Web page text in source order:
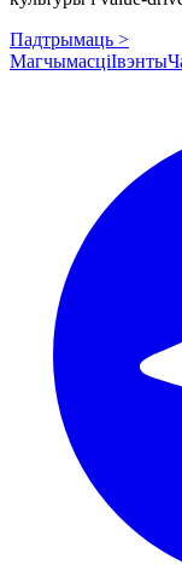
Падтрымаць >
МагчымасціІвэнты